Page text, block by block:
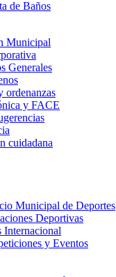
Municipal
Generales
ordenanzas
y FACE
cuidadana
Municipal de Deportes
Deportivas
Internacional
y Eventos